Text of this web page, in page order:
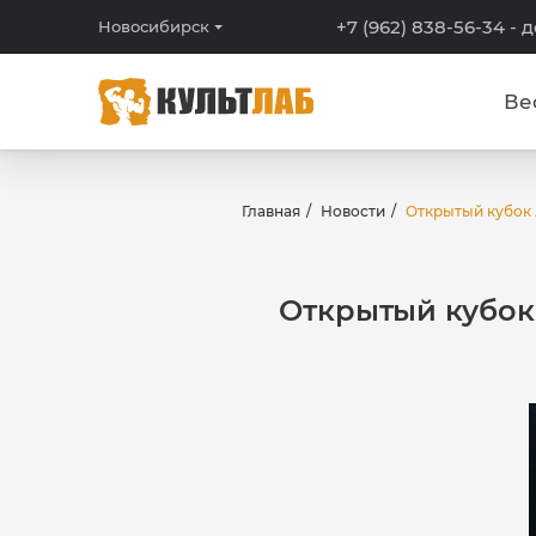
Новосибирск +7 (962) 838-56-34 -
Главная Новости Открытый кубок
Открытый